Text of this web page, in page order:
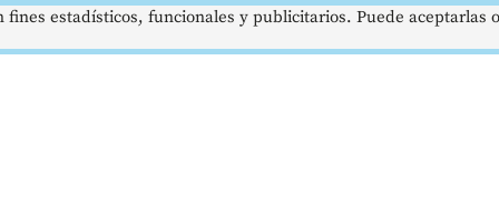
estadísticos, funcionales y publicitarios. Puede aceptarlas